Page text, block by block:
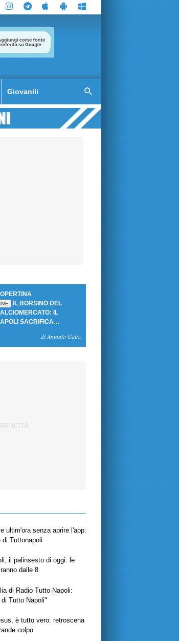
Giovanili
LIVE
IL BORSINO DEL
IL
SACRIFICA
ARRIVI
di Antonio Gaito
ultim'ora senza aprire l'app:
Tuttonapoli
il palinsesto di oggi: le
dalle 8
di Radio Tutto Napoli:
Tutto Napoli"
è tutto vero: retroscena
colpo